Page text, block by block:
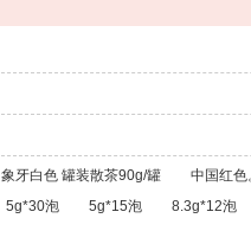
象牙白色 罐装散茶90g/罐 中国红
5g*30泡 5g*15泡 8.3g*12泡